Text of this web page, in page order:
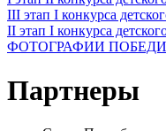
III этап I конкурса
II этап I конкурса
ФОТОГРАФИИ
Партнеры